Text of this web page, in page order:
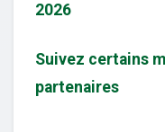
2026
Suivez certains
partenaires